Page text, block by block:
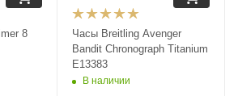
Часы Breitling Avenger
Bandit Chronograph Titanium
E13383
В наличии